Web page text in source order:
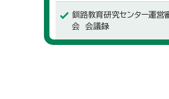
釧路教育研究センター運営
会 会議録